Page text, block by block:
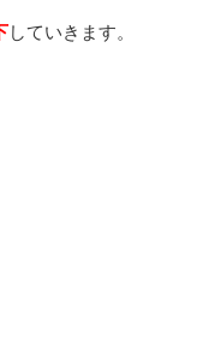
していきます。